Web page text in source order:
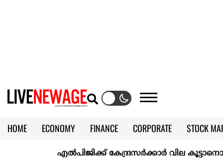
HOME ECONOMY FINANCE CORPORATE
STOCK
KERALA @70
എല്‍പിജിക്ക് കേന്ദ്രസർക്കാർ വില